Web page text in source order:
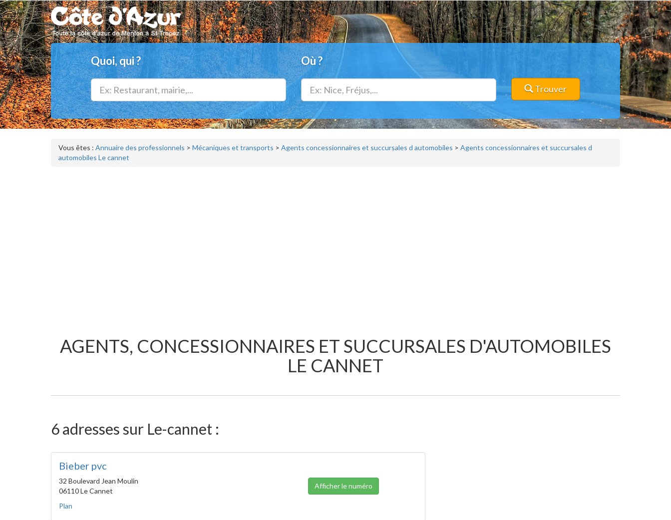
Quoi, qui ? Où ?
Trouver
Vous êtes : Annuaire des professionnels > Mécaniques et transports > Agents concessionnaires et succursales d automobiles > Agents concessionnaires et succursales d
automobiles Le cannet
AGENTS, CONCESSIONNAIRES ET SUCCURSALES D'AUTOMOBILES
LE CANNET
6 adresses sur Le-cannet :
Bieber pvc
32 Boulevard Jean Moulin
06110 Le Cannet
Plan
Afficher le numéro